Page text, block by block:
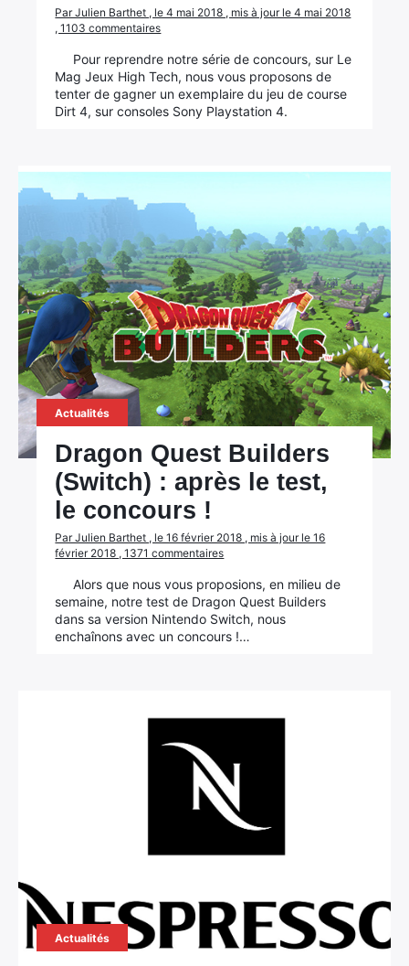
Par Julien Barthet , le 4 mai 2018 , mis à jour le 4 mai 2018
, 1103 commentaires
Pour reprendre notre série de concours, sur Le
Mag Jeux High Tech, nous vous proposons de
tenter de gagner un exemplaire du jeu de course
Dirt 4, sur consoles Sony Playstation 4.
Actualités
Dragon Quest Builders
(Switch) : après le test,
le concours !
Par Julien Barthet , le 16 février 2018 , mis à jour le 16
février 2018 , 1371 commentaires
Alors que nous vous proposions, en milieu de
semaine, notre test de Dragon Quest Builders
dans sa version Nintendo Switch, nous
enchaînons avec un concours !…
Actualités